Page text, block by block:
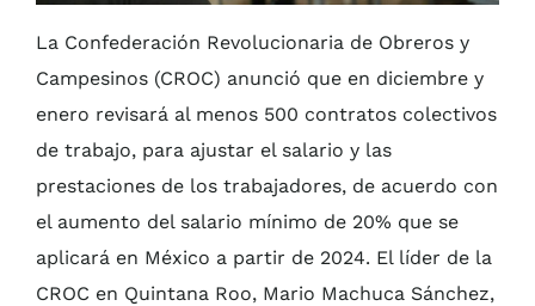
La Confederación Revolucionaria de Obreros y
Campesinos (CROC) anunció que en diciembre y
enero revisará al menos 500 contratos colectivos
de trabajo, para ajustar el salario y las
prestaciones de los trabajadores, de acuerdo con
el aumento del salario mínimo de 20% que se
aplicará en México a partir de 2024. El líder de la
CROC en Quintana Roo, Mario Machuca Sánchez,